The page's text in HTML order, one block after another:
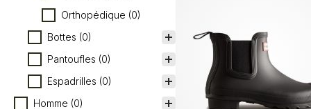
Orthopédique (0)
Bottes (0)
Pantoufles (0)
Espadrilles (0)
Homme (0)